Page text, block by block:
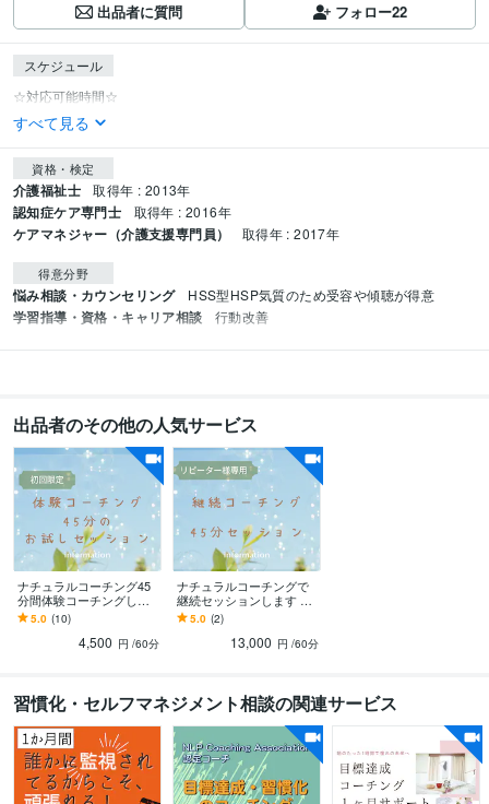
出品者に質問 フォロー22
スケジュール
すべて見る
資格・検定
介護福祉士 取得年 : 2013年
認知症ケア専門士 取得年 : 2016年
ケアマネジャー（介護支援専門員） 取得年 : 2017年
得意分野
悩み相談・カウンセリング HSS型HSP気質のため受容や傾聴が得意
学習指導・資格・キャリア相談 行動改善
出品者のその他の人気サービス
ナチュラルコーチング45
分間体験コーチングしま
す 自由にゆるく楽に対話
で夢や目標に一緒に伴走
させてください
5.0 (10)
4,500 円 /60分
ナチュラルコーチングで
継続セッションします リ
ピーター様限定の継続オ
ーダーメイドセッション
5.0 (2)
13,000 円 /60分
習慣化・セルフマネジメント相談の関連サービス